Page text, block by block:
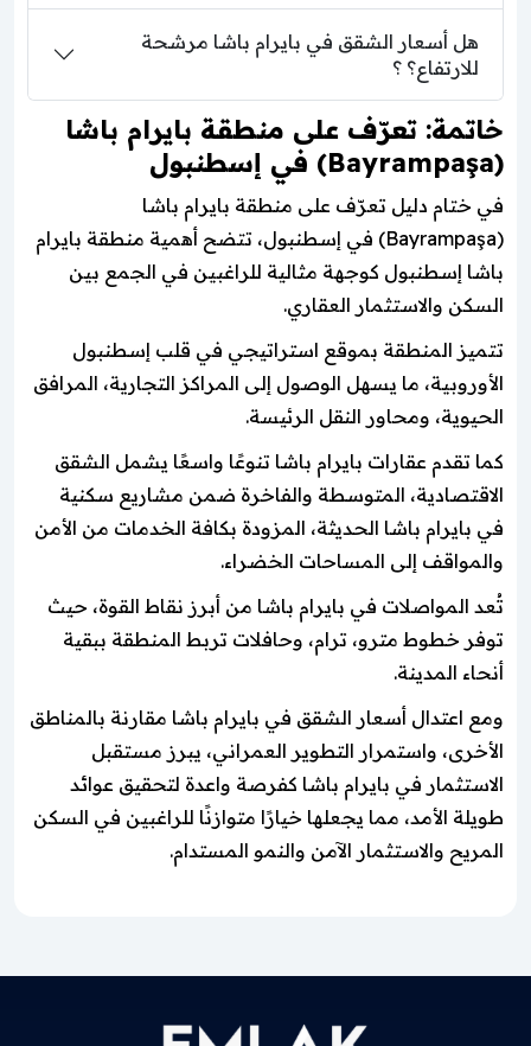
هل أسعار الشقق في بايرام باشا مرشحة
للارتفاع؟ ؟
خاتمة: تعرّف على منطقة بايرام باشا
(Bayrampaşa) في إسطنبول
في ختام دليل تعرّف على منطقة بايرام باشا
(Bayrampaşa) في إسطنبول، تتضح أهمية منطقة بايرام
باشا إسطنبول كوجهة مثالية للراغبين في الجمع بين
السكن والاستثمار العقاري.
تتميز المنطقة بموقع استراتيجي في قلب إسطنبول
الأوروبية، ما يسهل الوصول إلى المراكز التجارية، المرافق
الحيوية، ومحاور النقل الرئيسة.
كما تقدم عقارات بايرام باشا تنوعًا واسعًا يشمل الشقق
الاقتصادية، المتوسطة والفاخرة ضمن مشاريع سكنية
في بايرام باشا الحديثة، المزودة بكافة الخدمات من الأمن
والمواقف إلى المساحات الخضراء.
تُعد المواصلات في بايرام باشا من أبرز نقاط القوة، حيث
توفر خطوط مترو، ترام، وحافلات تربط المنطقة ببقية
أنحاء المدينة.
ومع اعتدال أسعار الشقق في بايرام باشا مقارنة بالمناطق
الأخرى، واستمرار التطوير العمراني، يبرز مستقبل
الاستثمار في بايرام باشا كفرصة واعدة لتحقيق عوائد
طويلة الأمد، مما يجعلها خيارًا متوازنًا للراغبين في السكن
المريح والاستثمار الآمن والنمو المستدام.